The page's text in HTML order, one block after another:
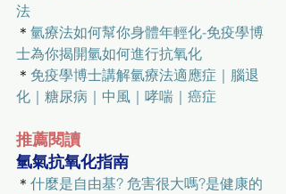
法
＊ 氫療法如何幫你身體年輕化-免疫學博
士為你揭開氫如何進行抗氧化
＊ 免疫學博士講解氫療法適應症｜腦退
化｜糖尿病｜中風｜哮喘｜癌症
推薦閱讀
氫氣抗氧化指南
＊ 什麼是自由基? 危害很大嗎?是健康的